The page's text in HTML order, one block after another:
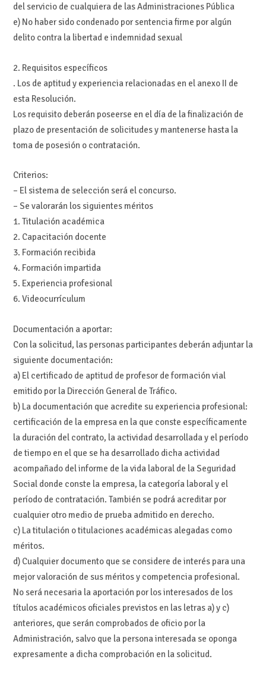
del servicio de cualquiera de las Administraciones Pública
e) No haber sido condenado por sentencia firme por algún
delito contra la libertad e indemnidad sexual
2. Requisitos específicos
. Los de aptitud y experiencia relacionadas en el anexo II de
esta Resolución.
Los requisito deberán poseerse en el día de la finalización de
plazo de presentación de solicitudes y mantenerse hasta la
toma de posesión o contratación.
Criterios:
– El sistema de selección será el concurso.
– Se valorarán los siguientes méritos
1. Titulación académica
2. Capacitación docente
3. Formación recibida
4. Formación impartida
5. Experiencia profesional
6. Videocurrículum
Documentación a aportar:
Con la solicitud, las personas participantes deberán adjuntar la
siguiente documentación:
a) El certificado de aptitud de profesor de formación vial
emitido por la Dirección General de Tráfico.
b) La documentación que acredite su experiencia profesional:
certificación de la empresa en la que conste específicamente
la duración del contrato, la actividad desarrollada y el período
de tiempo en el que se ha desarrollado dicha actividad
acompañado del informe de la vida laboral de la Seguridad
Social donde conste la empresa, la categoría laboral y el
período de contratación. También se podrá acreditar por
cualquier otro medio de prueba admitido en derecho.
c) La titulación o titulaciones académicas alegadas como
méritos.
d) Cualquier documento que se considere de interés para una
mejor valoración de sus méritos y competencia profesional.
No será necesaria la aportación por los interesados de los
títulos académicos oficiales previstos en las letras a) y c)
anteriores, que serán comprobados de oficio por la
Administración, salvo que la persona interesada se oponga
expresamente a dicha comprobación en la solicitud.